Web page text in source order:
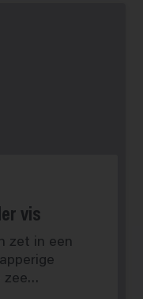
vis
zet in een
zee…